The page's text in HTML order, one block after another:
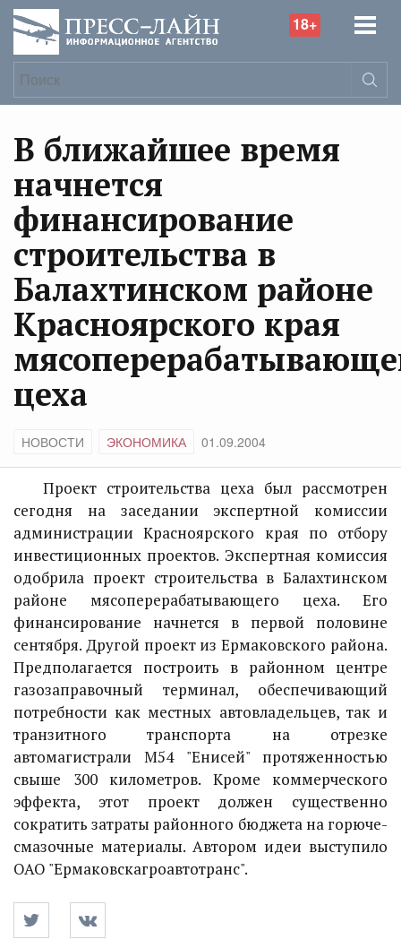
18+
В ближайшее время
начнется
финансирование
строительства в
Балахтинском районе
Красноярского края
цеха
НОВОСТИ ЭКОНОМИКА 01.09.2004
Проект строительства цеха был рассмотрен
сегодня на заседании экспертной комиссии
администрации Красноярского края по отбору
инвестиционных проектов. Экспертная комиссия
одобрила проект строительства в Балахтинском
районе мясоперерабатывающего цеха. Его
финансирование начнется в первой половине
сентября. Другой проект из Ермаковского района.
Предполагается построить в районном центре
газозаправочный терминал, обеспечивающий
потребности как местных автовладельцев, так и
транзитного транспорта на отрезке
автомагистрали М54 "Енисей" протяженностью
свыше 300 километров. Кроме коммерческого
эффекта, этот проект должен существенно
сократить затраты районного бюджета на горюче-
смазочные материалы. Автором идеи выступило
ОАО "Ермаковскагроавтотранс".